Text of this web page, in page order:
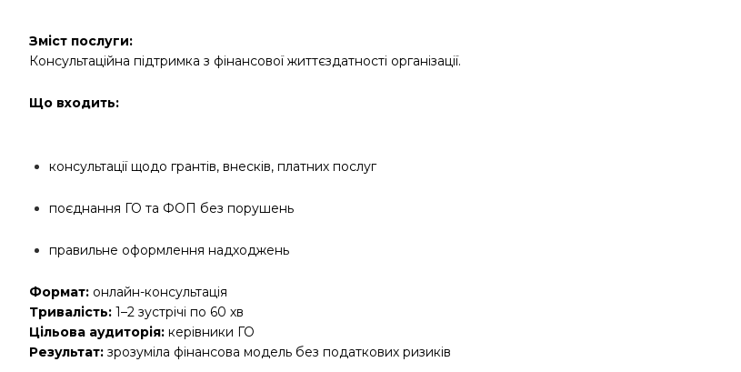
Зміст послуги:
Консультаційна підтримка з фінансової життєздатності організації.
Що входить:
консультації щодо грантів, внесків, платних послуг
поєднання ГО та ФОП без порушень
правильне оформлення надходжень
Формат: онлайн-консультація
Тривалість: 1–2 зустрічі по 60 хв
Цільова аудиторія: керівники ГО
Результат: зрозуміла фінансова модель без податкових ризиків